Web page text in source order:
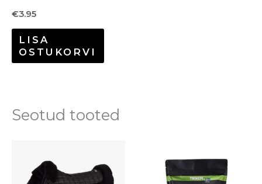
€3.95
LISA
OSTUKORVI
Seotud tooted
kuni
€93.00